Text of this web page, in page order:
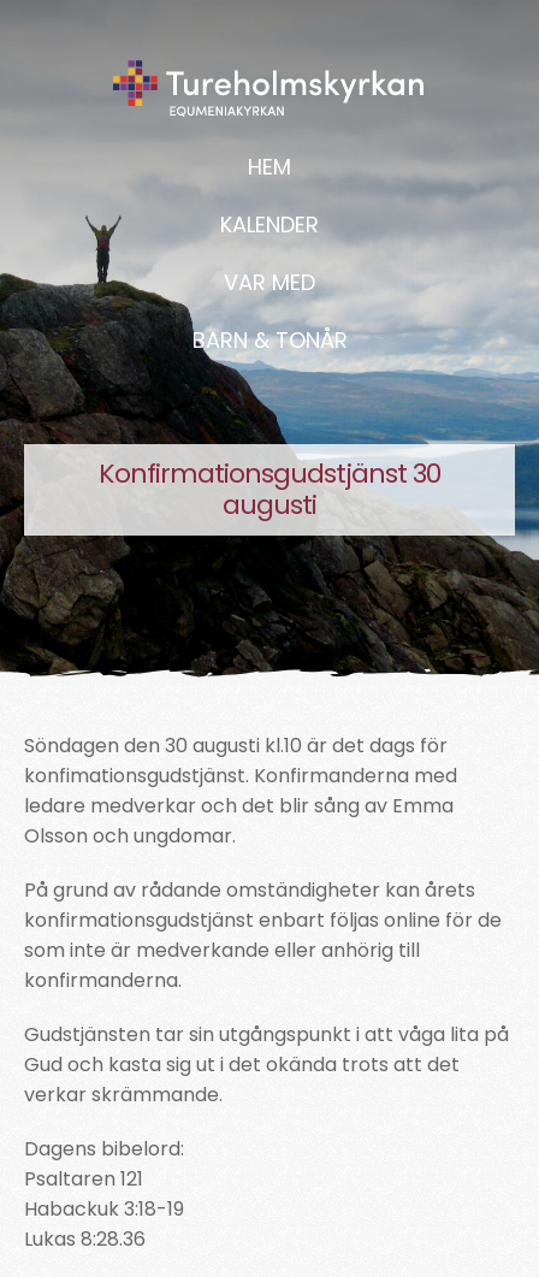
HEM
KALENDER
VAR MED
BARN & TONÅR
Konfirmationsgudstjänst 30
augusti
Söndagen den 30 augusti kl.10 är det dags för
konfimationsgudstjänst. Konfirmanderna med
ledare medverkar och det blir sång av Emma
Olsson och ungdomar.
På grund av rådande omständigheter kan årets
konfirmationsgudstjänst enbart följas online för de
som inte är medverkande eller anhörig till
konfirmanderna.
Gudstjänsten tar sin utgångspunkt i att våga lita på
Gud och kasta sig ut i det okända trots att det
verkar skrämmande.
Dagens bibelord:
Psaltaren 121
Habackuk 3:18-19
Lukas 8:28.36